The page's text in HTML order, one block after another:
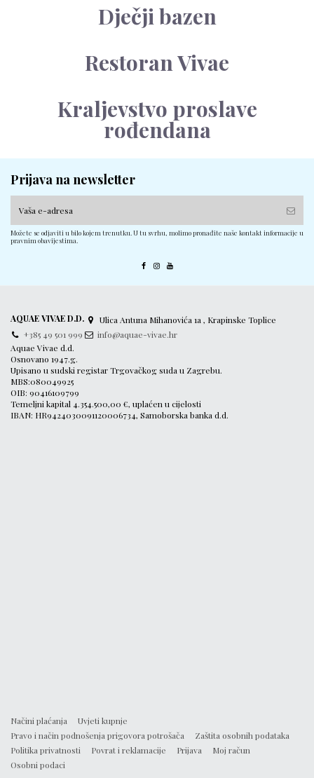
Dječji bazen
Restoran Vivae
Kraljevstvo proslave
rođendana
Prijava na newsletter
Možete se odjaviti u bilo kojem trenutku. U tu svrhu, molimo pronađite naše kontakt informacije u
pravnim obavijestima.
AQUAE VIVAE D.D.
Ulica Antuna Mihanovića 1a , Krapinske Toplice
+385 49 501 999
info@aquae-vivae.hr
Aquae Vivae d.d.
Osnovano 1947.g.
Upisano u sudski registar Trgovačkog suda u Zagrebu.
MBS:080049925
OIB: 90416109799
Temeljni kapital 4.354.500,00 €, uplaćen u cijelosti
IBAN: HR9424030091120006734, Samoborska banka d.d.
Načini plaćanja
Uvjeti kupnje
Pravo i način podnošenja prigovora potrošača
Zaštita osobnih podataka
Politika privatnosti
Povrat i reklamacije Prijava
Moj račun
Osobni podaci